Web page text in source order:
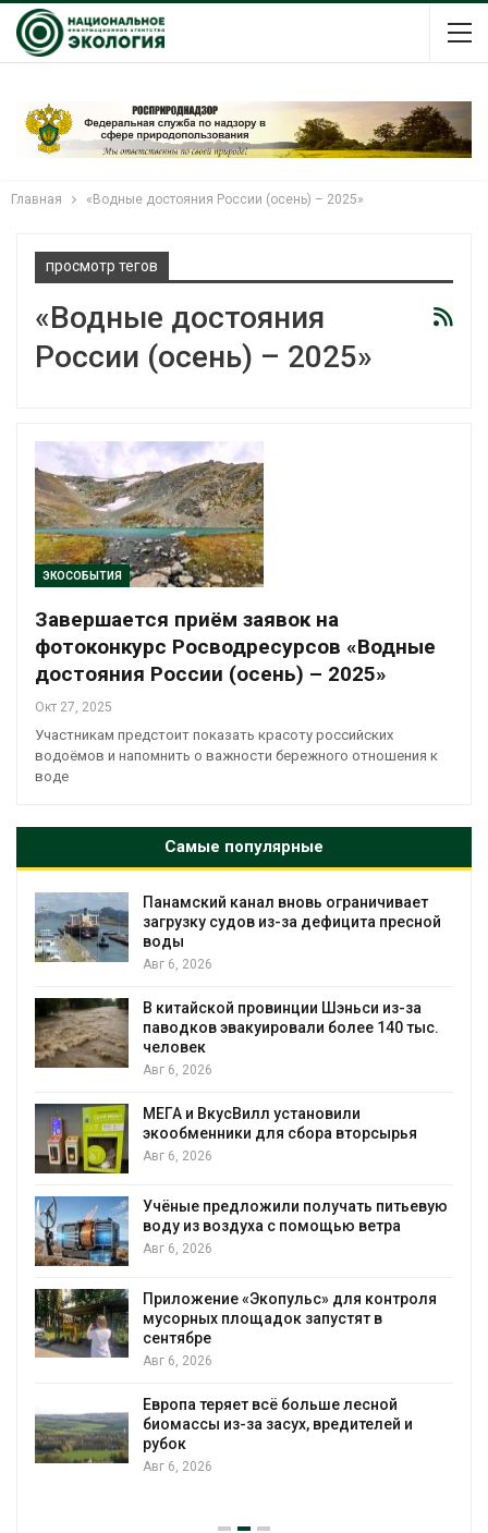
Главная «Водные достояния России (осень) – 2025»
просмотр тегов
«Водные достояния
России (осень) – 2025»
ЭКОСОБЫТИЯ
Завершается приём заявок на
фотоконкурс Росводресурсов «Водные
достояния России (осень) – 2025»
Окт 27, 2025
Участникам предстоит показать красоту российских
водоёмов и напомнить о важности бережного отношения к
воде
Самые популярные
Панамский канал вновь ограничивает
загрузку судов из-за дефицита пресной
воды
Авг 6, 2026
В китайской провинции Шэньси из-за
паводков эвакуировали более 140 тыс.
человек
Авг 6, 2026
МЕГА и ВкусВилл установили
экообменники для сбора вторсырья
Авг 6, 2026
Учёные предложили получать питьевую
воду из воздуха с помощью ветра
Авг 6, 2026
Приложение «Экопульс» для контроля
мусорных площадок запустят в
сентябре
Авг 6, 2026
Европа теряет всё больше лесной
биомассы из-за засух, вредителей и
рубок
Авг 6, 2026